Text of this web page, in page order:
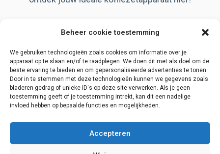
Beheer cookie toestemming
We gebruiken technologieën zoals cookies om informatie over je
apparaat op te slaan en/of te raadplegen. We doen dit met als doel om de
beste ervaring te bieden en om gepersonaliseerde advertenties te tonen.
Door in te stemmen met deze technologieën kunnen we gegevens zoals
bladeren gedrag of unieke ID's op deze site verwerken. Als je geen
toestemming geeft of je toestemming intrekt, kan dit een nadelige
invloed hebben op bepaalde functies en mogelijkheden.
Accepteren
Privacy Policy
Disclaimer
Contact
Begin zoektocht